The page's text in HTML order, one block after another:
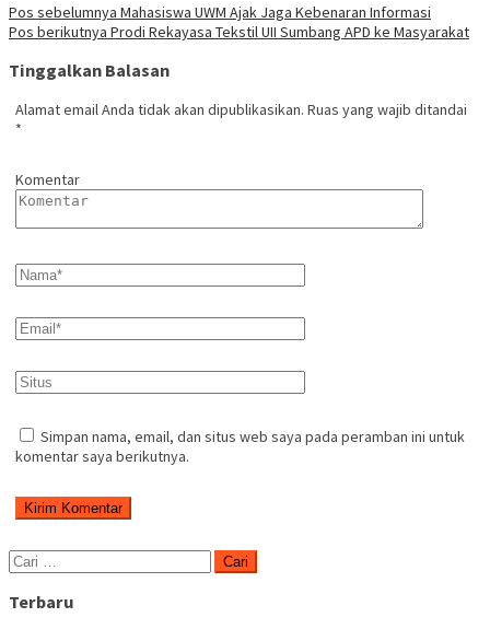
Navigasi
pos
Pos sebelumnya Mahasiswa UWM Ajak Jaga Kebenaran Informasi
Pos berikutnya Prodi Rekayasa Tekstil UII Sumbang APD ke Masyarakat
Tinggalkan Balasan
Alamat email Anda tidak akan dipublikasikan. Ruas yang wajib ditandai
*
Komentar
Simpan nama, email, dan situs web saya pada peramban ini untuk
komentar saya berikutnya.
Cari
untuk:
Terbaru